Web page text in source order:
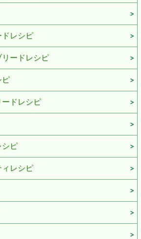
レシピ
ードレシピ
ピ
ドレシピ
シピ
ィレシピ